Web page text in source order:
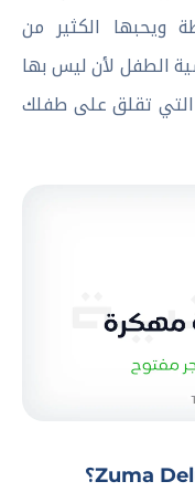
ويحبها الكثير من
الطفل لأن ليس بها
التي تقلق على طفلك